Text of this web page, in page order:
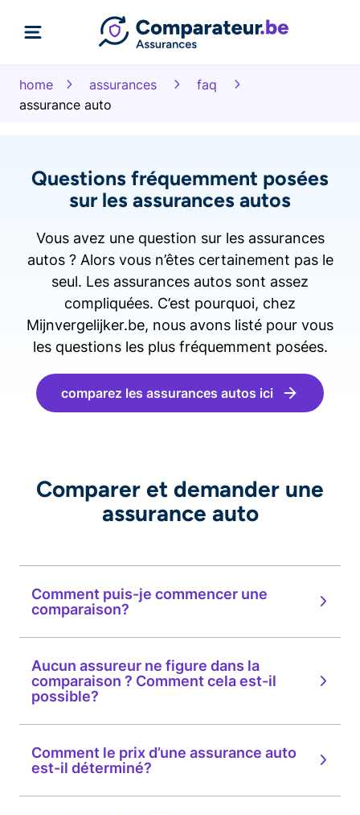
home assurances
faq
assurance auto
Questions fréquemment posées
sur les assurances autos
Vous avez une question sur les assurances
autos ? Alors vous n’êtes certainement pas le
seul. Les assurances autos sont assez
compliquées. C’est pourquoi, chez
Mijnvergelijker.be, nous avons listé pour vous
les questions les plus fréquemment posées.
comparez les assurances autos ici
Comparer et demander une
assurance auto
Comment puis-je commencer une
comparaison?
Aucun assureur ne figure dans la
comparaison ? Comment cela est-il
possible?
Comment le prix d’une assurance auto
est-il déterminé?